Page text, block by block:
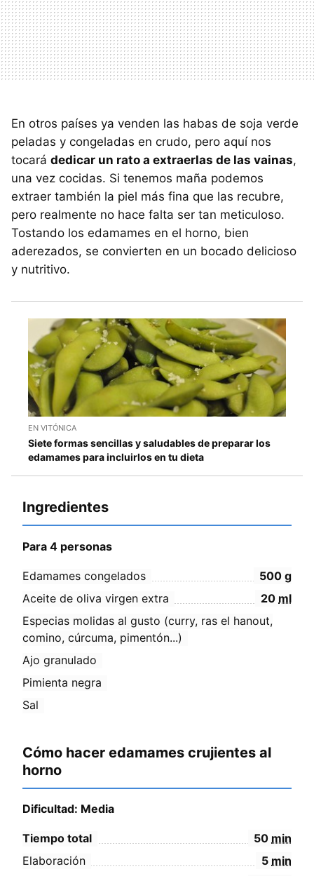
En otros países ya venden las habas de soja verde
peladas y congeladas en crudo, pero aquí nos
tocará dedicar un rato a extraerlas de las vainas,
una vez cocidas. Si tenemos maña podemos
extraer también la piel más fina que las recubre,
pero realmente no hace falta ser tan meticuloso.
Tostando los edamames en el horno, bien
aderezados, se convierten en un bocado delicioso
y nutritivo.
EN VITÓNICA
Siete formas sencillas y saludables de preparar los
edamames para incluirlos en tu dieta
Ingredientes
Para 4 personas
Edamames congelados 500 g
Aceite de oliva virgen extra
20 ml
Especias molidas al gusto (curry, ras el hanout,
comino, cúrcuma, pimentón...)
Ajo granulado
Pimienta negra
Sal
Cómo hacer edamames crujientes al
horno
Dificultad: Media
Tiempo total 50 min
Elaboración
5 min